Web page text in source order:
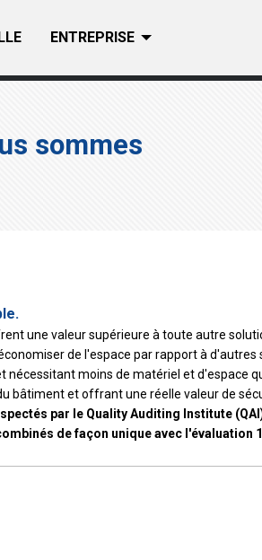
ENTREPRISE
sommes
une valeur supérieure à toute autre
de l'espace par rapport à
nécessitant moins de matériel et
bâtiment et offrant une réelle valeur de
par le Quality Auditing Institute
de façon unique avec l'évaluation